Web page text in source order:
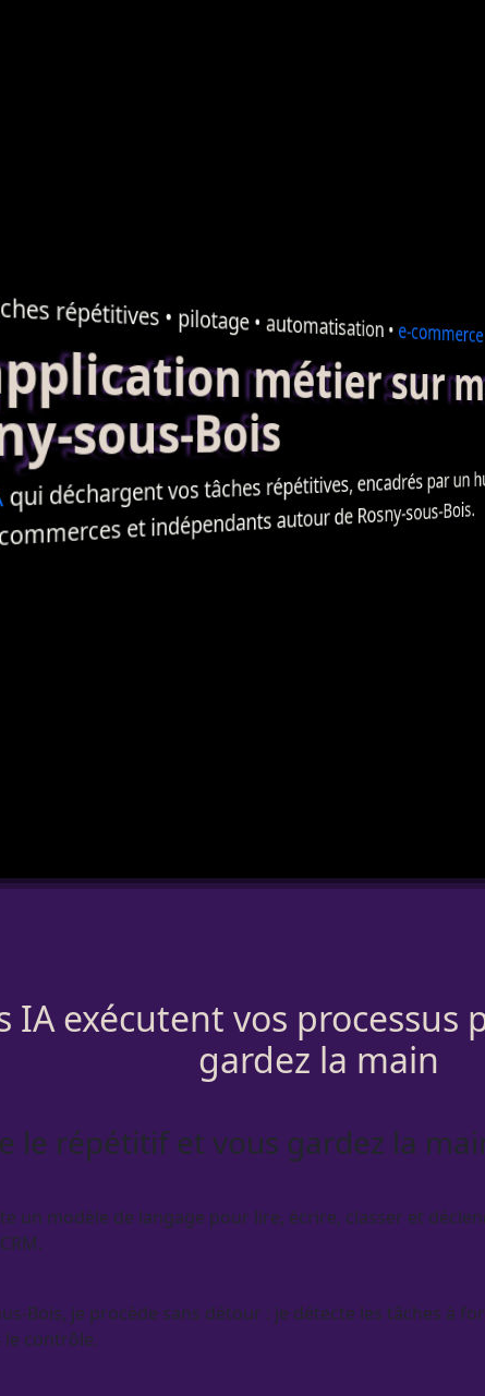
répétitives • pilotage• automatisation•e-commerce
métier sur
sous-Bois
qui déchargent vos tâches répétitives, encadrés par un
et indépendants autour de Rosny-sous-Bois.
IA exécutent vos processus
gardez la main
le répétitif et vous gardez la
un modèle de langage pour lire, écrire, classer et
CRM.
Bois, je procède sans détour : je détecte les tâches à
le contrôle.